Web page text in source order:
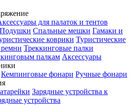
для палаток и тентов
Подушки Спальные мешки Гамаки и
коврики Туристические
Треккинговые палки
палкам Аксессуары
Кемпинговые фонари Ручные фонари
Зарядные устройства к
устройства